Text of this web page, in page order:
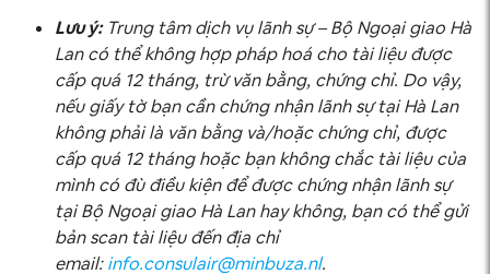
Lưu ý:Trung tâm dịch vụ lãnh sự – Bộ Ngoại giao Hà
Lan có thể không hợp pháp hoá cho tài liệu được
cấp quá 12 tháng, trừ văn bằng, chứng chỉ. Do vậy,
nếu giấy tờ bạn cần chứng nhận lãnh sự tại Hà Lan
không phải là văn bằng và/hoặc chứng chỉ, được
cấp quá 12 tháng hoặc bạn không chắc tài liệu của
mình có đù điều kiện để được chứng nhận lãnh sự
tại Bộ Ngoại giao Hà Lan hay không, bạn có thể gửi
bản scan tài liệu đến địa chỉ
email:info.consulair@minbuza.nl.